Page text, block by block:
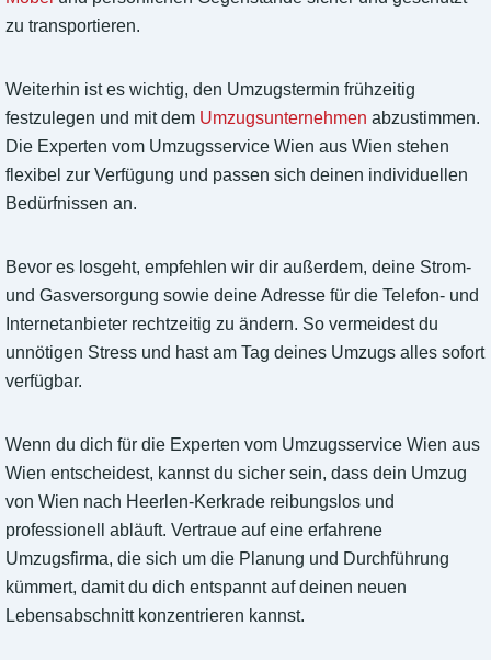
zu transportieren.
Weiterhin ist es wichtig, den Umzugstermin frühzeitig
festzulegen und mit dem Umzugsunternehmen abzustimmen.
Die Experten vom Umzugsservice Wien aus Wien stehen
flexibel zur Verfügung und passen sich deinen individuellen
Bedürfnissen an.
Bevor es losgeht, empfehlen wir dir außerdem, deine Strom-
und Gasversorgung sowie deine Adresse für die Telefon- und
Internetanbieter rechtzeitig zu ändern. So vermeidest du
unnötigen Stress und hast am Tag deines Umzugs alles sofort
verfügbar.
Wenn du dich für die Experten vom Umzugsservice Wien aus
Wien entscheidest, kannst du sicher sein, dass dein Umzug
von Wien nach Heerlen-Kerkrade reibungslos und
professionell abläuft. Vertraue auf eine erfahrene
Umzugsfirma, die sich um die Planung und Durchführung
kümmert, damit du dich entspannt auf deinen neuen
Lebensabschnitt konzentrieren kannst.